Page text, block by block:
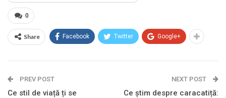
0
Share Facebook Twitter Google+
PREV POST
Ce stil de viață ți se
NEXT POST
Ce știm despre caracatiță: